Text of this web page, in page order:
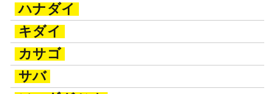
ハナダイ
キダイ
カサゴ
サバ